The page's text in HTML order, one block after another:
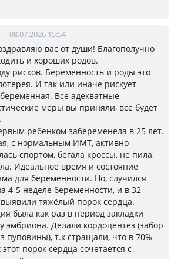
08.07.2026 15:54
вас от души! Благополучно
и хороших родов.
рисков. Беременность и роды это
И так или иначе рискует
Все адекватные
меры вы приняли, все будет
ребенком забеременела в 25 лет.
с нормальным ИМТ, активно
спортом, бегала кроссы, не пила,
Идеальное время и состояние
для беременности. Но, случился
4-5 неделе беременности, и в 32
тяжёлый порок сердца.
была как раз в период закладки
эмбриона. Делали кордоцентез (забор
пуповины), т.к стращали, что в 70%
этот порок сердца сочетается с